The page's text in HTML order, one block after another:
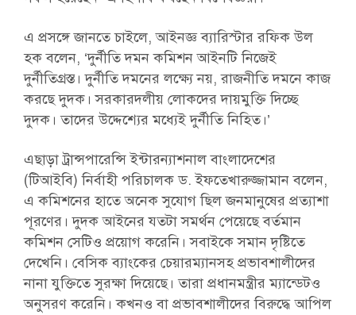
এ প্রসঙ্গে জানতে চাইলে, আইনজ্ঞ ব্যারিস্টার রফিক উল
হক বলেন, ‘দুর্নীতি দমন কমিশন আইনটি নিজেই
দুর্নীতিগ্রস্ত। দুর্নীতি দমনের লক্ষ্যে নয়, রাজনীতি দমনে কাজ
করছে দুদক। সরকারদলীয় লোকদের দায়মুক্তি দিচ্ছে
দুদক। তাদের উদ্দেশ্যের মধ্যেই দুর্নীতি নিহিত।’
এছাড়া ট্রান্সপারেন্সি ইন্টারন্যাশনাল বাংলাদেশের
(টিআইবি) নির্বাহী পরিচালক ড. ইফতেখারুজ্জামান বলেন,
এ কমিশনের হাতে অনেক সুযোগ ছিল জনমানুষের প্রত্যাশা
পূরণের। দুদক আইনের যতটা সমর্থন পেয়েছে বর্তমান
কমিশন সেটিও প্রয়োগ করেনি। সবাইকে সমান দৃষ্টিতে
দেখেনি। বেসিক ব্যাংকের চেয়ারম্যানসহ প্রভাবশালীদের
নানা যুক্তিতে সুরক্ষা দিয়েছে। তারা প্রধানমন্ত্রীর ম্যান্ডেটও
অনুসরণ করেনি। কখনও বা প্রভাবশালীদের বিরুদ্ধে আপিল